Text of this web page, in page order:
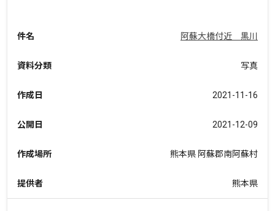
件名 阿蘇大橋付近 黒川
資料分類 写真
作成日 2021-11-16
公開日 2021-12-09
作成場所 熊本県 阿蘇郡南阿蘇村
提供者 熊本県